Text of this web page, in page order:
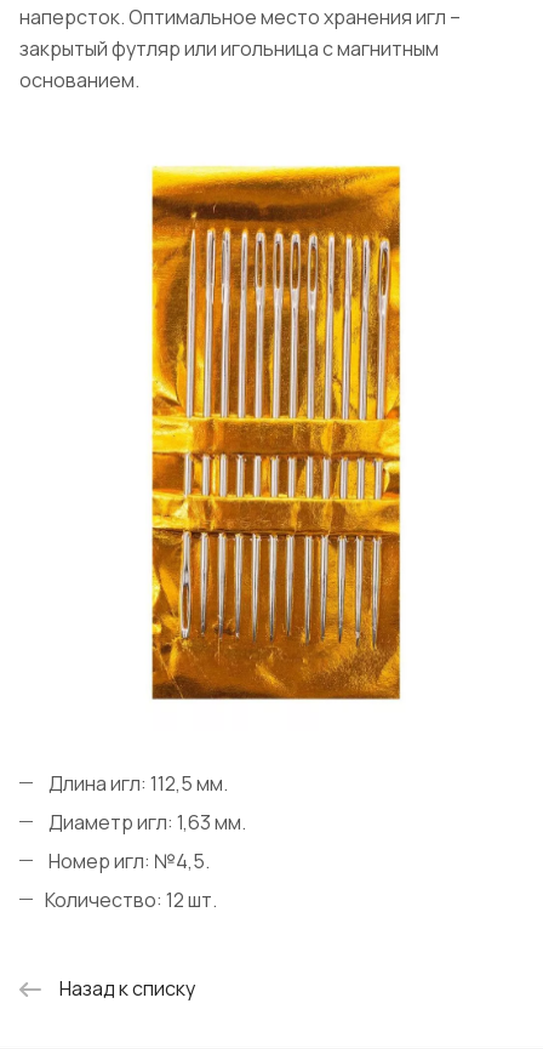
наперсток. Оптимальное место хранения игл –
закрытый футляр или игольница с магнитным
основанием.
Длина игл: 112,5 мм.
Диаметр игл: 1,63 мм.
Номер игл: №4,5.
Количество: 12 шт.
Назад к списку